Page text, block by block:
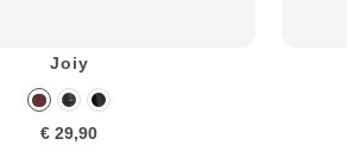
Joiy
€ 29,90